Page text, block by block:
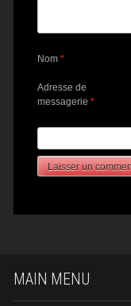
Nom *
Adresse de
messagerie *
MAIN MENU